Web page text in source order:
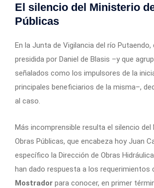
El silencio del Ministerio
Públicas
En la Junta de Vigilancia del río Putaendo,
presidida por Daniel de Blasis –y que
señalados como los impulsores de la
principales beneficiarios de la misma–,
al caso.
Más incomprensible resulta el silencio del
Obras Públicas, que encabeza hoy Juan
específico la Dirección de Obras
han dado respuesta a los requerimientos
Mostrador para conocer, en primer